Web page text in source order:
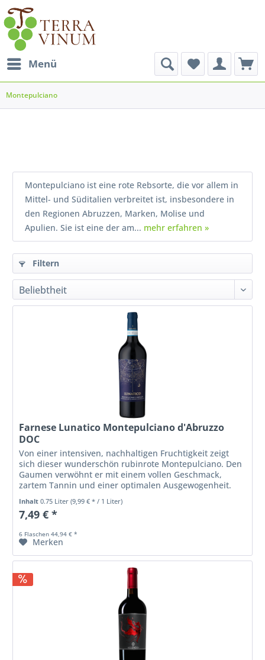
Menü
Montepulciano
Montepulciano ist eine rote Rebsorte, die vor allem in
Mittel- und Süditalien verbreitet ist, insbesondere in
den Regionen Abruzzen, Marken, Molise und
Apulien. Sie ist eine der am... mehr erfahren »
Filtern
Farnese Lunatico Montepulciano d'Abruzzo
DOC
Von einer intensiven, nachhaltigen Fruchtigkeit zeigt
sich dieser wunderschön rubinrote Montepulciano. Den
Gaumen verwöhnt er mit einem vollen Geschmack,
zartem Tannin und einer optimalen Ausgewogenheit.
Inhalt0.75 Liter(9,99 € * / 1 Liter)
7,49 € *
6 Flaschen 44,94 € *
Merken